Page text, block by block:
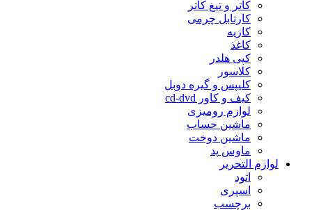
کاتر و تیغ کاتر
کارتابل چرمی
کازیه
کاغذ
کپی هلدر
کلاسور
کلیپس و گیره دوبل
کیف و کاور cd-dvd
لوازم رومیزی
ماشین حساب
ماشین دوخت
ماوس پد
لوازم التحریر
اتود
اسپری
برچسب